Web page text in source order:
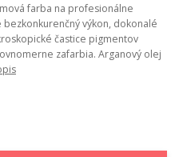
farba na profesionálne
výkon, dokonalé
častice pigmentov
zafarbia. Arganový olej